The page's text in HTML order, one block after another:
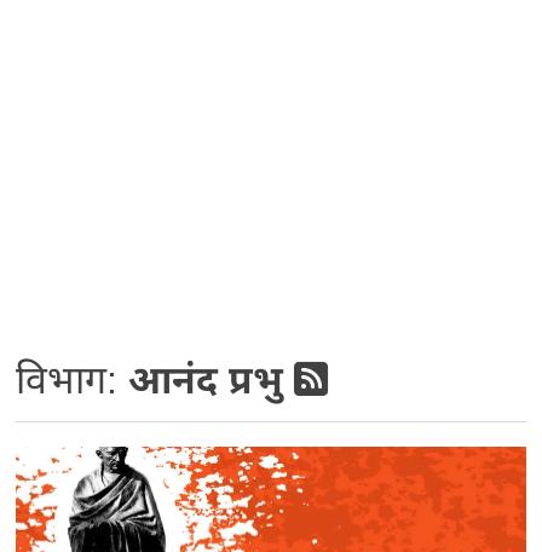
विभाग: आनंद प्रभु